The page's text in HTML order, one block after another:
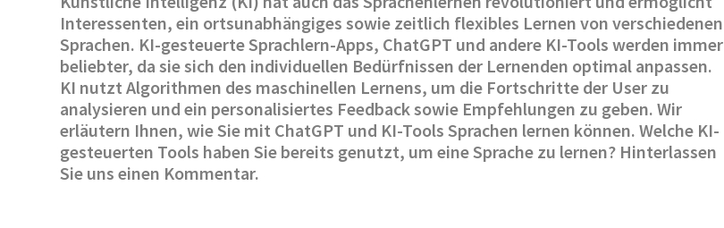
Interessenten, ein ortsunabhängiges sowie zeitlich flexibles Lernen von verschiedenen
Sprachen. KI-gesteuerte Sprachlern-Apps, ChatGPT und andere KI-Tools werden immer
beliebter, da sie sich den individuellen Bedürfnissen der Lernenden optimal anpassen.
KI nutzt Algorithmen des maschinellen Lernens, um die Fortschritte der User zu
analysieren und ein personalisiertes Feedback sowie Empfehlungen zu geben. Wir
erläutern Ihnen, wie Sie mit ChatGPT und KI-Tools Sprachen lernen können. Welche KI-
gesteuerten Tools haben Sie bereits genutzt, um eine Sprache zu lernen? Hinterlassen
Sie uns einen Kommentar.